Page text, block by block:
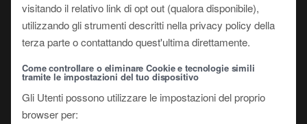
visitando il relativo link di opt out (qualora disponibile),
utilizzando gli strumenti descritti nella privacy policy della
terza parte o contattando quest'ultima direttamente.
Come controllare o eliminare Cookie e tecnologie simili
tramite le impostazioni del tuo dispositivo
Gli Utenti possono utilizzare le impostazioni del proprio
browser per: